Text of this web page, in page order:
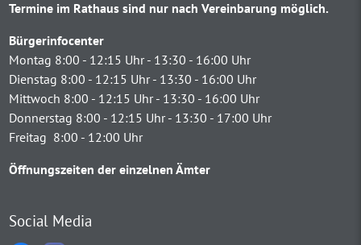
Termine im Rathaus sind nur nach Vereinbarung möglich.
Bürgerinfocenter
Montag 8:00 - 12:15 Uhr - 13:30 - 16:00 Uhr
Dienstag 8:00 - 12:15 Uhr - 13:30 - 16:00 Uhr
Mittwoch 8:00 - 12:15 Uhr - 13:30 - 16:00 Uhr
Donnerstag 8:00 - 12:15 Uhr - 13:30 - 17:00 Uhr
Freitag 8:00 - 12:00 Uhr
Öffnungszeiten der einzelnen Ämter
Social Media